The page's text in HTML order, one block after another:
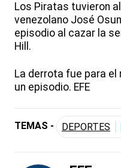
Los Piratas tuvieron
venezolano José
episodio al cazar la
Hill.
La derrota fue para el
un episodio. EFE
TEMAS - DEPORTES